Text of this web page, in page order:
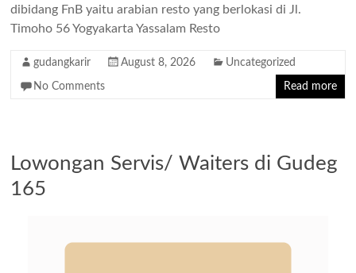
dibidang FnB yaitu arabian resto yang berlokasi di Jl.
Timoho 56 Yogyakarta Yassalam Resto
gudangkarir August 8, 2026 Uncategorized
No Comments Read more
Lowongan Servis/ Waiters di Gudeg
165